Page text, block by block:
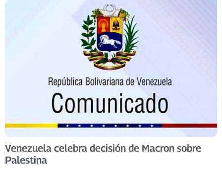
Venezuela celebra decisión de Macron sobre
Palestina